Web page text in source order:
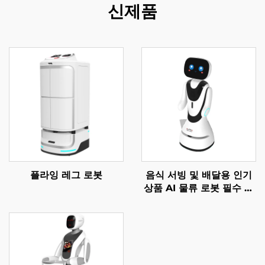
신제품
플라잉 레그 로봇
음식 서빙 및 배달용 인기
상품 AI 물류 로봇 필수 서